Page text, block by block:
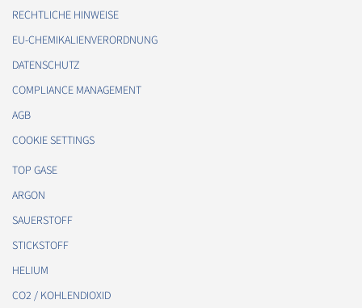
RECHTLICHE HINWEISE
EU-CHEMIKALIENVERORDNUNG
DATENSCHUTZ
COMPLIANCE MANAGEMENT
AGB
COOKIE SETTINGS
TOP GASE
ARGON
SAUERSTOFF
STICKSTOFF
HELIUM
CO2 / KOHLENDIOXID